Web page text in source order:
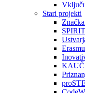
Stari projekti
KAUČ